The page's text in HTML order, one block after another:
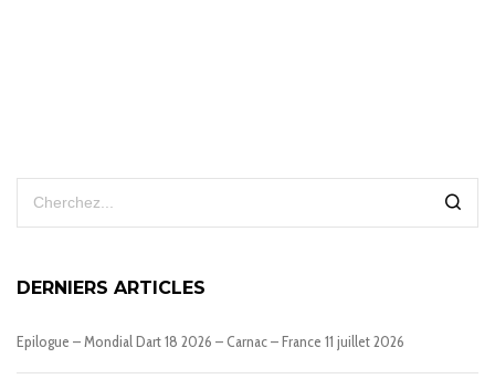
DERNIERS ARTICLES
Epilogue – Mondial Dart 18 2026 – Carnac – France 11 juillet 2026